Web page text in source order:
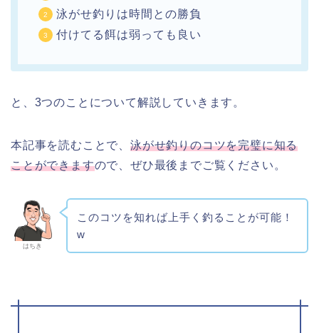
泳がせ釣りは時間との勝負
付けてる餌は弱っても良い
と、3つのことについて解説していきます。
本記事を読むことで、 泳がせ釣りのコツを完璧に知る
ことができますので、ぜひ最後までご覧ください。
はちき
このコツを知れば上手く釣ることが可能！
w